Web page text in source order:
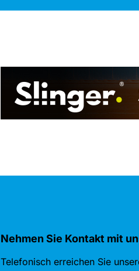
Nehmen Sie Kontakt mit
Telefonisch erreichen Sie